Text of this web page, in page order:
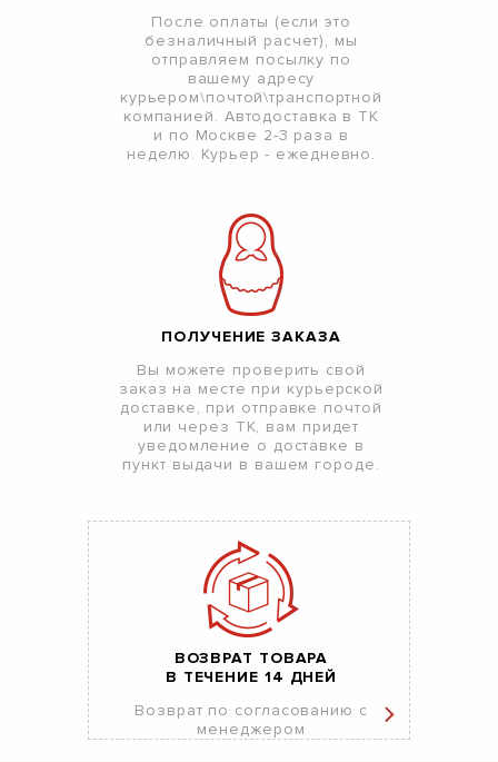
После оплаты (если это
безналичный расчет), мы
отправляем посылку по
вашему адресу
курьером\почтой\транспортной
компанией. Автодоставка в ТК
и по Москве 2-3 раза в
неделю. Курьер - ежедневно.
ПОЛУЧЕНИЕ ЗАКАЗА
Вы можете проверить свой
заказ на месте при курьерской
доставке, при отправке почтой
или через ТК, вам придет
уведомление о доставке в
пункт выдачи в вашем городе.
ВОЗВРАТ ТОВАРА
В ТЕЧЕНИЕ 14 ДНЕЙ
Возврат по согласованию с
менеджером